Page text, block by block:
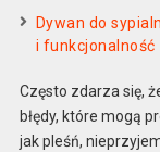
Dywan do
i funkcjonalność
Często zdarza się,
błędy, które mogą
jak pleśń,